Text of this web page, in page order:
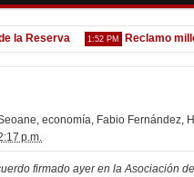
1:52 PM Reclamo
, economía, Fabio Fernández,
p.m.
firmado ayer en la Asociación